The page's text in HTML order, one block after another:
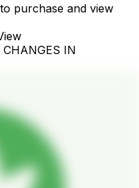
purchase and view
CHANGES IN